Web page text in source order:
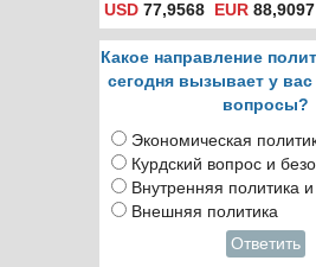
USD 77,9568 EUR 88,9097
Какое направление
сегодня вызывает у
вопросы?
Экономическая
Курдский вопрос и
Внутренняя политика
Внешняя политика
Ответить